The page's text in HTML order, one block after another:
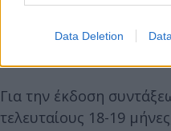
Data Deletion
Για τις οφειλές στον
τόνισε ότι εξαντλούμε
Για την έκδοση
τελευταίους 18-19